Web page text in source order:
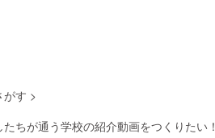
がす >
ちが通う学校の紹介動画をつくりたい！